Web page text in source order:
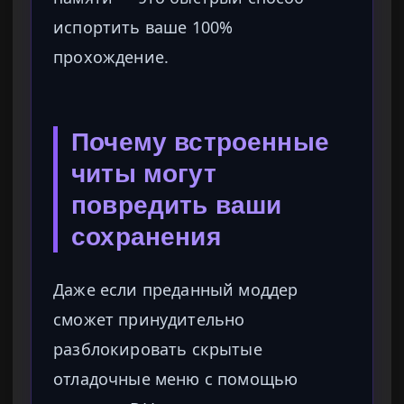
испортить ваше 100%
прохождение.
Почему встроенные
читы могут
повредить ваши
сохранения
Даже если преданный моддер
сможет принудительно
разблокировать скрытые
отладочные меню с помощью